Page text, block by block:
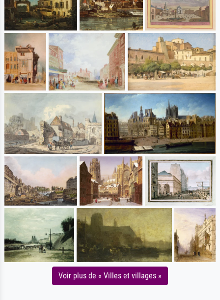
Voir plus de « Villes et villages »